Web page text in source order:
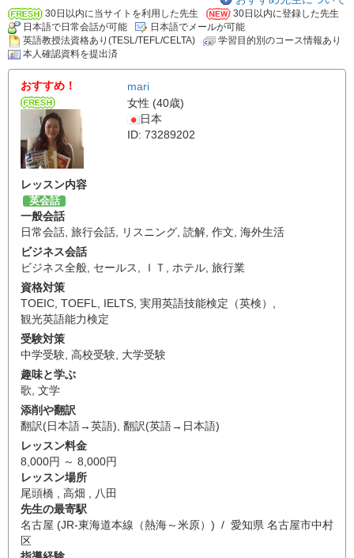
30日以内に当サイトを利用した先生
30日以内に登録した先生
日本語で日常会話が可能
日本語でメールが可能
英語教授法資格あり(TESL/TEFL/CELTA)
学習目的別のコース情報あり
本人確認資料を提出済
おすすめ！
mari
女性 (40歳)
日本
ID: 73289202
レッスン内容
英会話
一般会話
日常会話, 旅行会話, リスニング, 読解, 作文, 海外生活
ビジネス会話
ビジネス全般, セールス, ＩＴ , ホテル, 旅行業
資格対策
TOEIC, TOEFL, IELTS, 実用英語技能検定（英検） ,
観光英語能力検定
受験対策
中学受験, 高校受験, 大学受験
趣味と学ぶ
歌, 文学
添削や翻訳
翻訳(日本語→英語), 翻訳(英語→日本語)
レッスン料金
8,000円 ～ 8,000円
レッスン場所
尾頭橋 , 高畑 , 八田
先生の最寄駅
名古屋 (JR-東海道本線（熱海～米原）) / 愛知県 名古屋市中村
区